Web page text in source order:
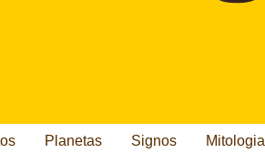
Planetas Signos Mitologia